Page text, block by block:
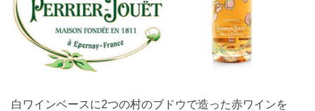
白ワインベースに2つの村のブドウで造った赤ワインを